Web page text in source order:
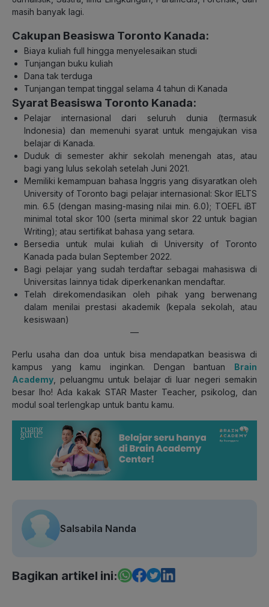
masih banyak lagi.
Cakupan Beasiswa Toronto Kanada:
Biaya kuliah full hingga menyelesaikan studi
Tunjangan buku kuliah
Dana tak terduga
Tunjangan tempat tinggal selama 4 tahun di Kanada
Syarat Beasiswa Toronto Kanada:
Pelajar internasional dari seluruh dunia (termasuk
Indonesia) dan memenuhi syarat untuk mengajukan visa
belajar di Kanada.
Duduk di semester akhir sekolah menengah atas, atau
bagi yang lulus sekolah setelah Juni 2021.
Memiliki kemampuan bahasa Inggris yang disyaratkan oleh
University of Toronto bagi pelajar internasional: Skor IELTS
min. 6.5 (dengan masing-masing nilai min. 6.0); TOEFL iBT
minimal total skor 100 (serta minimal skor 22 untuk bagian
Writing); atau sertifikat bahasa yang setara.
Bersedia untuk mulai kuliah di University of Toronto
Kanada pada bulan September 2022.
Bagi pelajar yang sudah terdaftar sebagai mahasiswa di
Universitas lainnya tidak diperkenankan mendaftar.
Telah direkomendasikan oleh pihak yang berwenang
dalam menilai prestasi akademik (kepala sekolah, atau
kesiswaan)
—
Perlu usaha dan doa untuk bisa mendapatkan beasiswa di
kampus yang kamu inginkan. Dengan bantuan Brain
Academy , peluangmu untuk belajar di luar negeri semakin
besar lho! Ada kakak STAR Master Teacher, psikolog, dan
modul soal terlengkap untuk bantu kamu.
Salsabila Nanda
Bagikan artikel ini: